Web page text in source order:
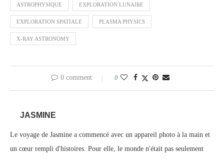
ASTROPHYSIQUE EXPLORATION LUNAIRE
EXPLORATION SPATIALE PLASMA PHYSICS
X-RAY ASTRONOMY
0 comment 0
JASMINE
Le voyage de Jasmine a commencé avec un appareil photo à la main et
un cœur rempli d'histoires. Pour elle, le monde n'était pas seulement